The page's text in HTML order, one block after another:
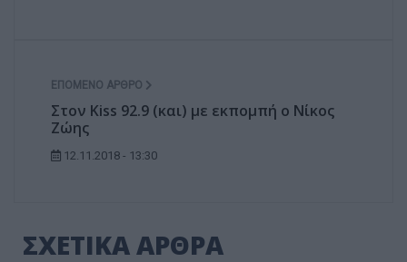
ΕΠΌΜΕΝΟ ΆΡΘΡΟ
Στον Kiss 92.9 (και) με εκπομπή ο Νίκος
Ζώης
12.11.2018 - 13:30
ΣΧΕΤΙΚΑ ΑΡΘΡΑ